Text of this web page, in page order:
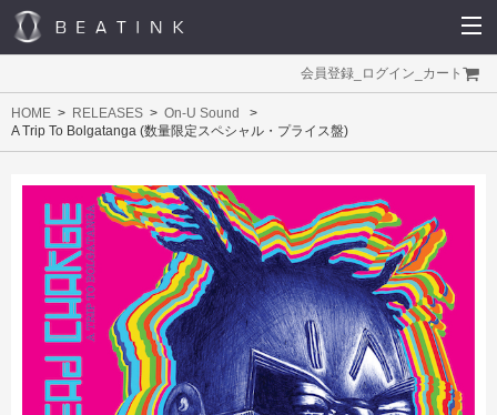
会員登録 ログイン カート
HOME RELEASES
On-U Sound
A Trip To Bolgatanga (数量限定スペシャル・プライス盤)